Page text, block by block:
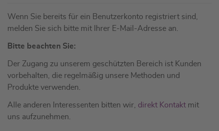
Wenn Sie bereits für ein Benutzerkonto registriert sind,
melden Sie sich bitte mit Ihrer E-Mail-Adresse an.
Bitte beachten Sie:
Der Zugang zu unserem geschützten Bereich ist Kunden
vorbehalten, die regelmäßig unsere Methoden und
Produkte verwenden.
Alle anderen Interessenten bitten wir, direkt Kontakt mit
uns aufzunehmen.